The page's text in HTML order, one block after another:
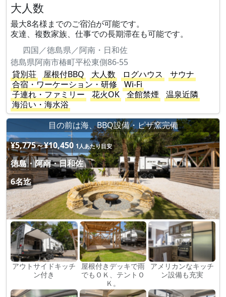
大人数
最大8名様までのご宿泊が可能です。
友達、複数家族、仕事での長期滞在も可能です。
四国／徳島県／阿南・日和佐
徳島県阿南市椿町平松東側86-55
貸別荘
屋根付BBQ 大人数 ログハウス
サウナ
合宿・ワーケーション・研修
Wi-Fi
子連れ・ファミリー
花火OK 全館禁煙
温泉近隣
海沿い・海水浴
目の前は海、BBQ設備・ピザ窯完備
¥5,775～¥10,450 1人あたり目安
徳島・阿南・日和佐
6名迄
アウトサイドキッチ
ン付き
屋根付きデッキで雨
でもＯＫ、テントＯ
Ｋ。
アメリカンなキッチ
ン設備も充実